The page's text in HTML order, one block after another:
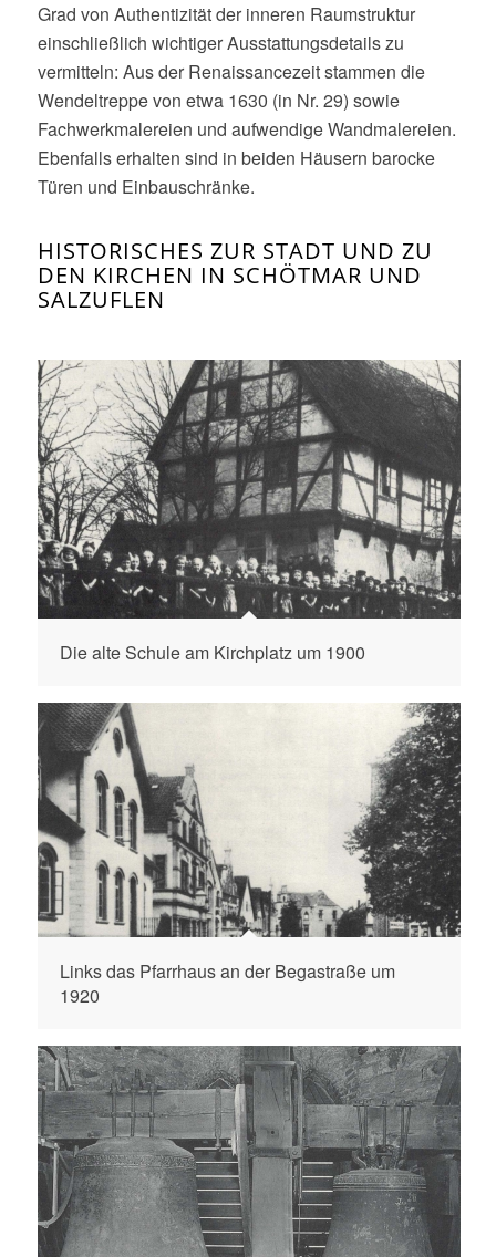
Grad von Authentizität der inneren Raumstruktur
einschließlich wichtiger Ausstattungsdetails zu
vermitteln: Aus der Renaissancezeit stammen die
Wendeltreppe von etwa 1630 (in Nr. 29) sowie
Fachwerkmalereien und aufwendige Wandmalereien.
Ebenfalls erhalten sind in beiden Häusern barocke
Türen und Einbauschränke.
HISTORISCHES ZUR STADT UND ZU
DEN KIRCHEN IN SCHÖTMAR UND
SALZUFLEN
Die alte Schule am Kirchplatz um 1900
Links das Pfarrhaus an der Begastraße um
1920